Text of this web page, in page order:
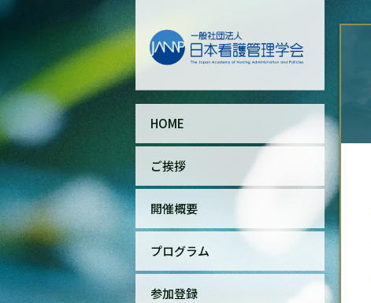
HOME
ご挨拶
開催概要
プログラム
参加登録